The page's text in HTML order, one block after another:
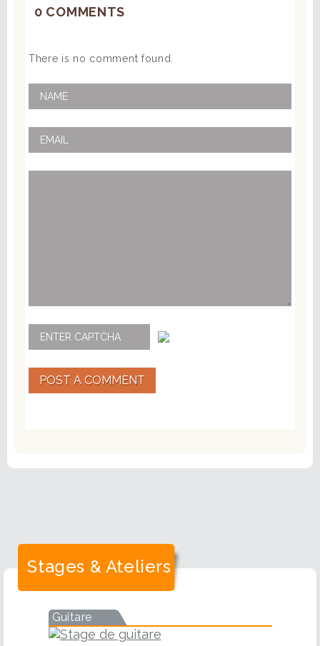
0 COMMENTS
There is no comment found.
POST A COMMENT
Stages & Ateliers
Guitare